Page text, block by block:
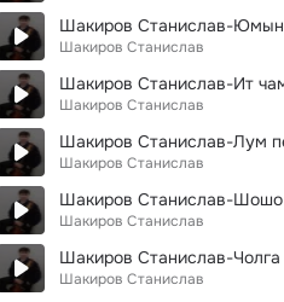
Шакиров Станислав-
Шакиров Станислав
Шакиров Станислав-Ит
Шакиров Станислав
Шакиров Станислав-Лум
Шакиров Станислав
Шакиров Станислав-Шошо
Шакиров Станислав
Шакиров Станислав-
Шакиров Станислав